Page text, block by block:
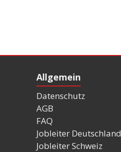
Allgemein
Datenschutz
AGB
FAQ
Jobleiter Deutschland
Jobleiter Schweiz